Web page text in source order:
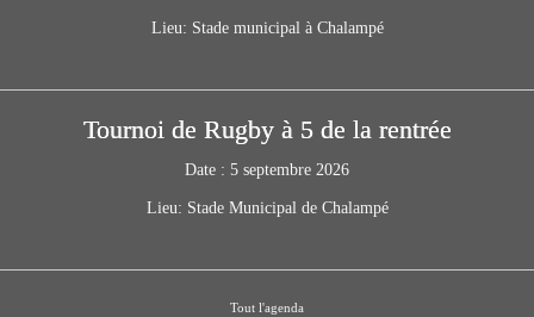
Lieu: Stade municipal à Chalampé
Tournoi de Rugby à 5 de la rentrée
Date : 5 septembre 2026
Lieu: Stade Municipal de Chalampé
Tout l'agenda